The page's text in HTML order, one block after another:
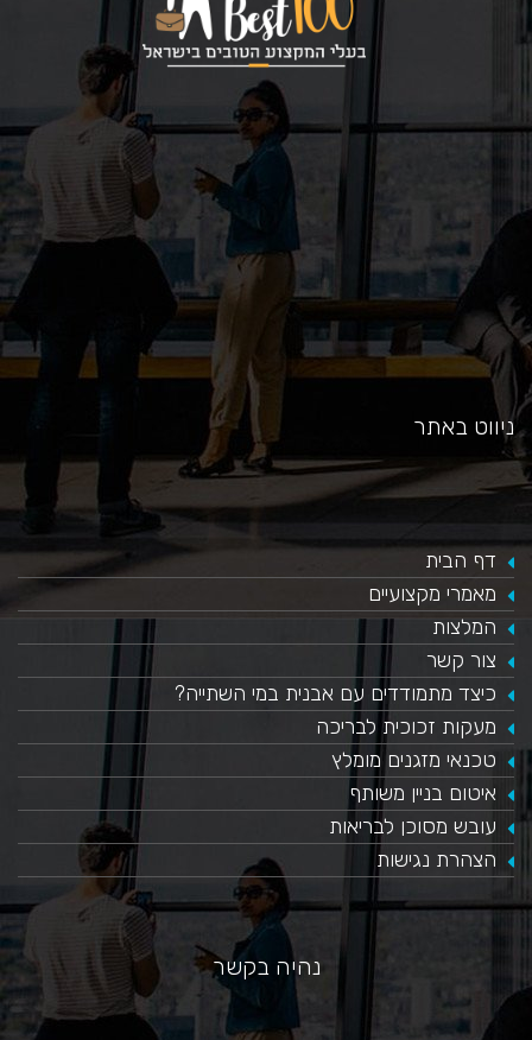
ניווט באתר
דף הבית
מאמרי מקצועיים
המלצות
צור קשר
כיצד מתמודדים עם אבנית במי השתייה?
​מעקות זכוכית לבריכה
טכנאי מזגנים מומלץ
איטום בניין משותף
עובש מסוכן לבריאות
הצהרת נגישות
נהיה בקשר